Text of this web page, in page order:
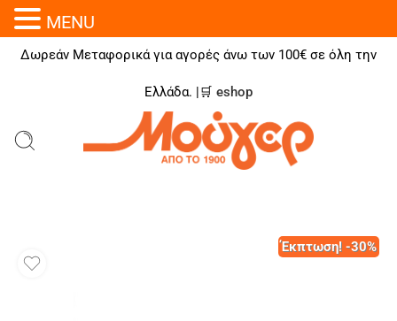
Δωρεάν Μεταφορικά για αγορές άνω των 100€ σε όλη την
Ελλάδα. |🛒 eshop
Έκπτωση! -30%
MENU